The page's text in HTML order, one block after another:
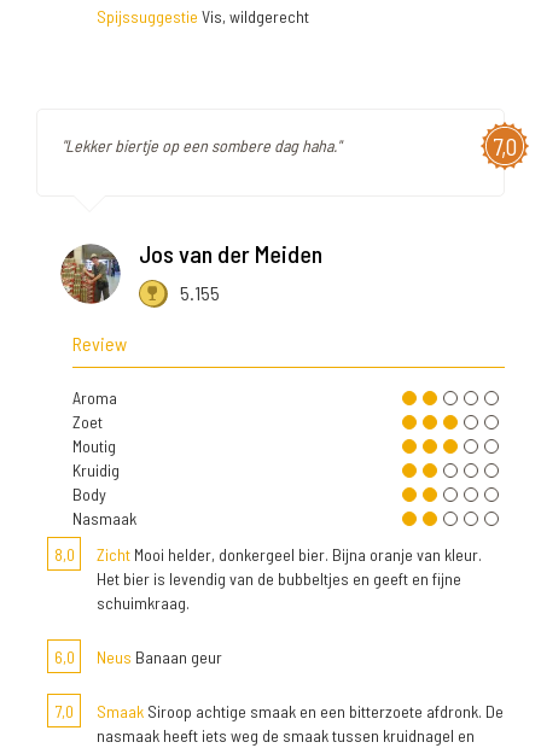
Spijssuggestie Vis, wildgerecht
7,0
"Lekker biertje op een sombere dag haha."
Jos van der Meiden
5.155
Review
Aroma
Zoet
Moutig
Kruidig
Body
Nasmaak
8,0
Zicht Mooi helder, donkergeel bier. Bijna oranje van kleur.
Het bier is levendig van de bubbeltjes en geeft en fijne
schuimkraag.
6,0 Neus Banaan geur
7,0 Smaak Siroop achtige smaak en een bitterzoete afdronk. De
nasmaak heeft iets weg de smaak tussen kruidnagel en